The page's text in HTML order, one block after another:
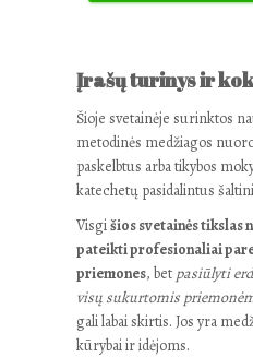
Įrašų turinys ir
Šioje svetainėje surinktos
metodinės medžiagos
paskelbtus arba tikybos
katechetų pasidalintus
Visgišios svetainės tikslas
pateikti profesionaliai
priemones, bet pasiūlyti
visų sukurtomis
gali labai skirtis. Jos yra
kūrybai ir idėjoms.